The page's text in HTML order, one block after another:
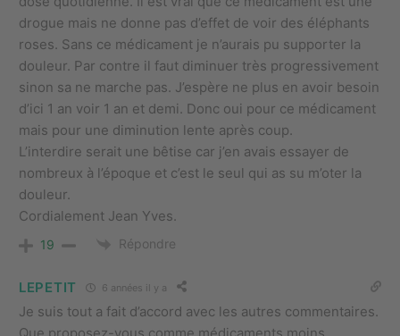
drogue mais ne donne pas d’effet de voir des éléphants
roses. Sans ce médicament je n’aurais pu supporter la
douleur. Par contre il faut diminuer très progressivement
sinon sa ne marche pas. J’espère ne plus en avoir besoin
d’ici 1 an voir 1 an et demi. Donc oui pour ce médicament
mais pour une diminution lente après coup.
L’interdire serait une bêtise car j’en avais essayer de
nombreux à l’époque et c’est le seul qui as su m’oter la
douleur.
Cordialement Jean Yves.
19 Répondre
LEPETIT 6 années il y a
Je suis tout a fait d’accord avec les autres commentaires.